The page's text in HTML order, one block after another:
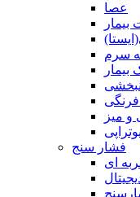
عصا
بیمار
سرم
فرنگی
و میز
فشار سنج
ای